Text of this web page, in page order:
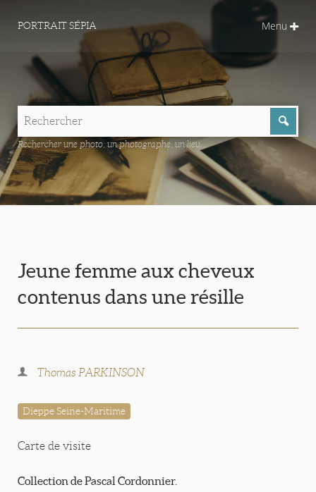
PORTRAIT SÉPIA Menu
Rechercher une photo, un photographe, un lieu...
Jeune femme aux cheveux
contenus dans une résille
Thomas PARKINSON
Dieppe Seine-Maritime
Carte de visite
Collection de Pascal Cordonnier.